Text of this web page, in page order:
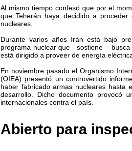
Al mismo tiempo confesó que por el
que Teherán haya decidido a
nucleares.
Durante varios años Irán está bajo
programa nuclear que - sostiene –
está dirigido a proveer de energía
En noviembre pasado el Organismo
(OIEA) presentó un controvertido
haber fabricado armas nucleares hasta
desarrollo. Dicho documento provocó
internacionales contra el país.
Abierto para